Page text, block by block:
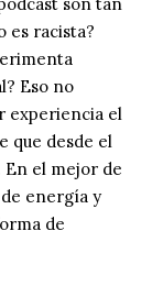
es racista?
Eso no
experiencia el
que desde el
En el mejor de
energía y
de